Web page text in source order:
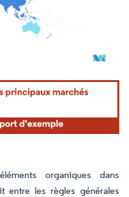
nécessite une attribution sous CC BY
organiques dans
entre les règles générales